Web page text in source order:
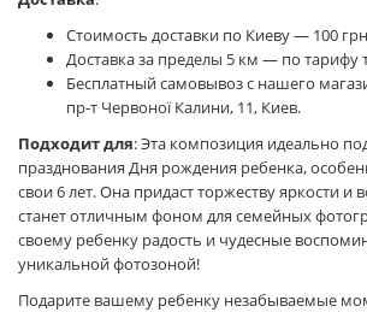
Стоимость доставки по Киеву — 100
Доставка за пределы 5 км — по тарифу
Бесплатный самовывоз с нашего
пр-т Червоної Калини, 11, Киев.
Подходит для: Эта композиция идеально
празднования Дня рождения ребенка,
свои 6 лет. Она придаст торжеству яркости и
станет отличным фоном для семейных
своему ребенку радость и чудесные
уникальной фотозоной!
Подарите вашему ребенку незабываемые